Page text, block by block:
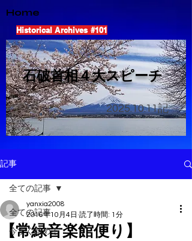
Home
Historical Archives #101
​石破首相４大スピーチ
2025.10.11記
記事
全ての記事
今すぐ始める
全ての記事
【常緑音楽館便り】
yanxia2008
2016年10月4日 読了時間: 1分